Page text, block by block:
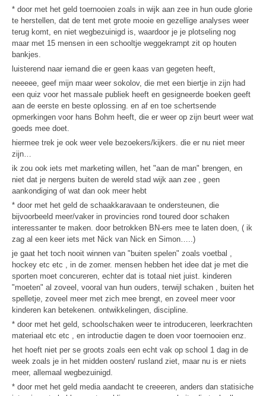
* door met het geld toernooien zoals in wijk aan zee in hun oude glorie
te herstellen, dat de tent met grote mooie en gezellige analyses weer
terug komt, en niet wegbezuinigd is, waardoor je je plotseling nog
maar met 15 mensen in een schooltje weggekrampt zit op houten
bankjes.
luisterend naar iemand die er geen kaas van gegeten heeft,
neeeee, geef mijn maar weer sokolov, die met een biertje in zijn had
een quiz voor het massale publiek heeft en gesigneerde boeken geeft
aan de eerste en beste oplossing. en af en toe schertsende
opmerkingen voor hans Bohm heeft, die er weer op zijn beurt weer wat
goeds mee doet.
hiermee trek je ook weer vele bezoekers/kijkers. die er nu niet meer
zijn…
ik zou ook iets met marketing willen, het "aan de man" brengen, en
niet dat je nergens buiten de wereld stad wijk aan zee , geen
aankondiging of wat dan ook meer hebt
* door met het geld de schaakkaravaan te ondersteunen, die
bijvoorbeeld meer/vaker in provincies rond toured door schaken
interessanter te maken. door betrokken BN-ers mee te laten doen, ( ik
zag al een keer iets met Nick van Nick en Simon…..)
je gaat het toch nooit winnen van "buiten spelen" zoals voetbal ,
hockey etc etc , in de zomer. mensen hebben het idee dat je met die
sporten moet concureren, echter dat is totaal niet juist. kinderen
"moeten" al zoveel, vooral van hun ouders, terwijl schaken , buiten het
spelletje, zoveel meer met zich mee brengt, en zoveel meer voor
kinderen kan betekenen. ontwikkelingen, discipline.
* door met het geld, schoolschaken weer te introduceren, leerkrachten
materiaal etc etc , en introductie dagen te doen voor toernooien enz.
het hoeft niet per se groots zoals een echt vak op school 1 dag in de
week zoals je in het midden oosten/ rusland ziet, maar nu is er niets
meer, allemaal wegbezuinigd.
* door met het geld media aandacht te creeeren, anders dan statisiche